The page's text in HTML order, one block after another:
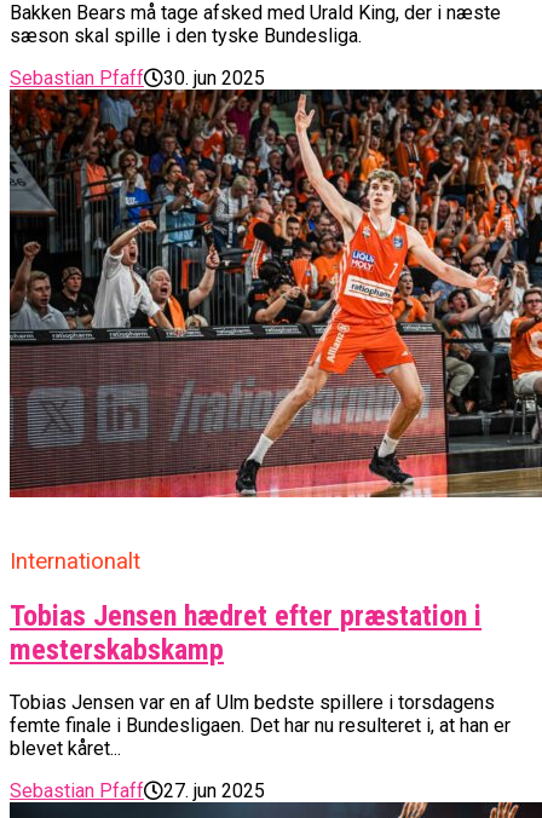
Bakken Bears må tage afsked med Urald King, der i næste
sæson skal spille i den tyske Bundesliga.
Sebastian Pfaff
30. jun 2025
Internationalt
Tobias Jensen hædret efter præstation i
mesterskabskamp
Tobias Jensen var en af Ulm bedste spillere i torsdagens
femte finale i Bundesligaen. Det har nu resulteret i, at han er
blevet kåret...
Sebastian Pfaff
27. jun 2025